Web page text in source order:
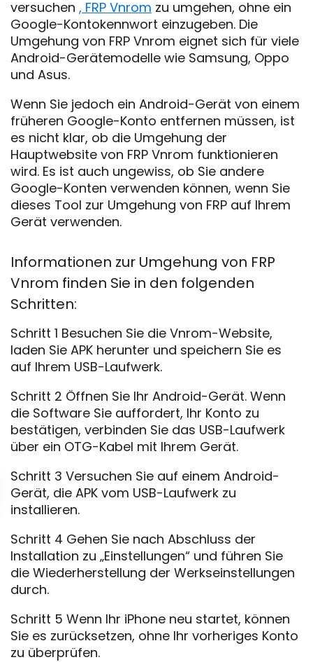
versuchen , FRP Vnrom zu umgehen, ohne ein
Google-Kontokennwort einzugeben. Die
Umgehung von FRP Vnrom eignet sich für viele
Android-Gerätemodelle wie Samsung, Oppo
und Asus.
Wenn Sie jedoch ein Android-Gerät von einem
früheren Google-Konto entfernen müssen, ist
es nicht klar, ob die Umgehung der
Hauptwebsite von FRP Vnrom funktionieren
wird. Es ist auch ungewiss, ob Sie andere
Google-Konten verwenden können, wenn Sie
dieses Tool zur Umgehung von FRP auf Ihrem
Gerät verwenden.
Informationen zur Umgehung von FRP
Vnrom finden Sie in den folgenden
Schritten:
Schritt 1 Besuchen Sie die Vnrom-Website,
laden Sie APK herunter und speichern Sie es
auf Ihrem USB-Laufwerk.
Schritt 2 Öffnen Sie Ihr Android-Gerät. Wenn
die Software Sie auffordert, Ihr Konto zu
bestätigen, verbinden Sie das USB-Laufwerk
über ein OTG-Kabel mit Ihrem Gerät.
Schritt 3 Versuchen Sie auf einem Android-
Gerät, die APK vom USB-Laufwerk zu
installieren.
Schritt 4 Gehen Sie nach Abschluss der
Installation zu „Einstellungen“ und führen Sie
die Wiederherstellung der Werkseinstellungen
durch.
Schritt 5 Wenn Ihr iPhone neu startet, können
Sie es zurücksetzen, ohne Ihr vorheriges Konto
zu überprüfen.